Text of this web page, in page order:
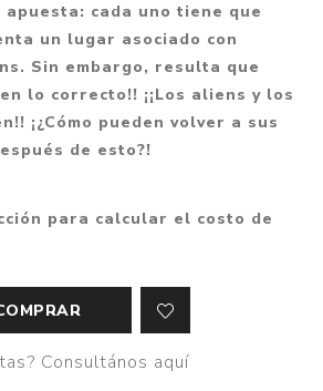
apuesta: cada uno tiene que
un lugar asociado con
Sin embargo, resulta que
lo correcto!! ¡¡Los aliens y los
¡¿Cómo pueden volver a sus
de esto?!
para calcular el costo de
Consultános aquí